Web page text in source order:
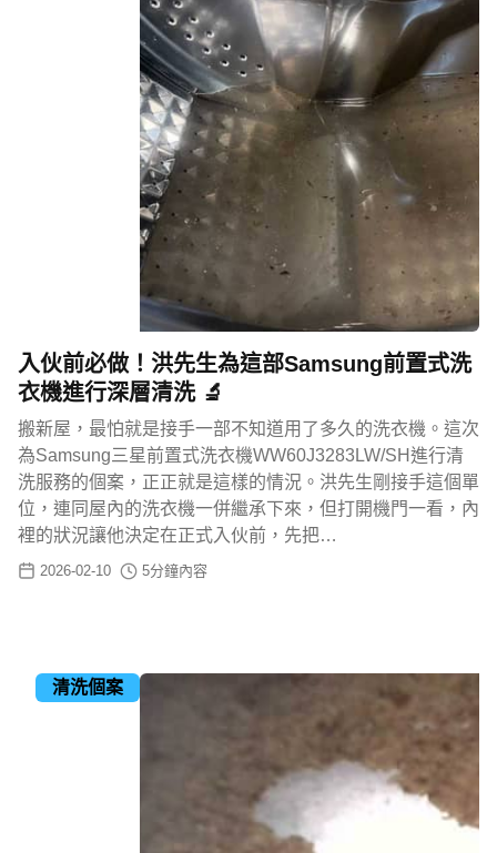
入伙前必做！洪先生為這部Samsung前置式洗
衣機進行深層清洗 🔬
搬新屋，最怕就是接手一部不知道用了多久的洗衣機。這次
為Samsung三星前置式洗衣機WW60J3283LW/SH進行清
洗服務的個案，正正就是這樣的情況。洪先生剛接手這個單
位，連同屋內的洗衣機一併繼承下來，但打開機門一看，內
裡的狀況讓他決定在正式入伙前，先把…
2026-02-10 5分鐘內容
清洗個案